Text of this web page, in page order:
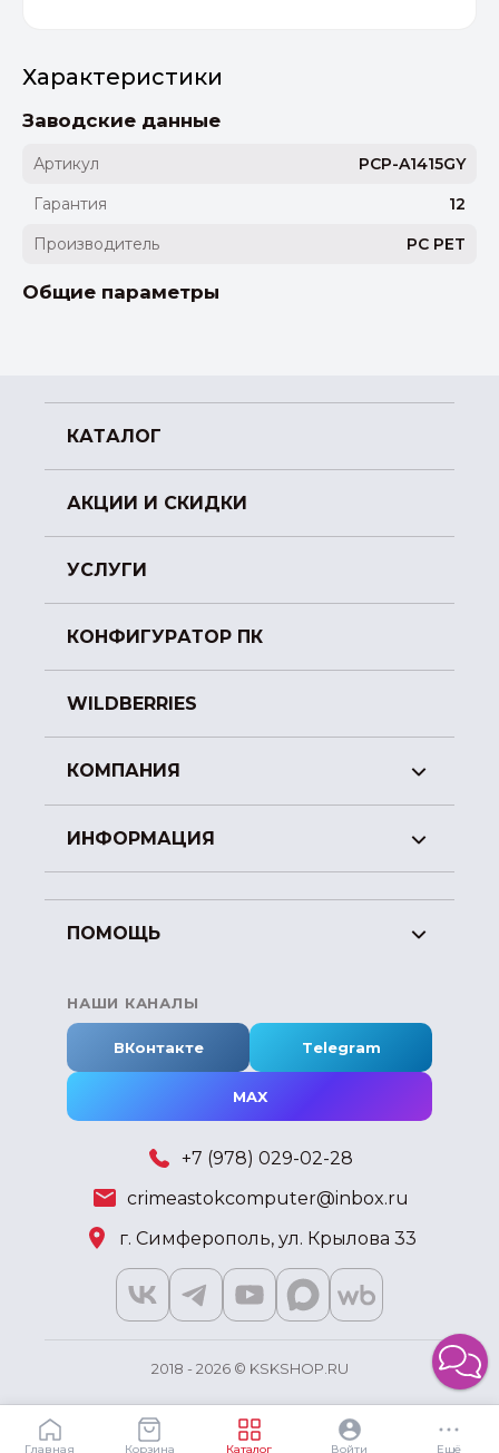
Главная Корзина Каталог Войти Ещё
Характеристики
Заводские данные
Артикул
PCP-A1415GY
Гарантия
12
Производитель
PC PET
Общие параметры
КАТАЛОГ
АКЦИИ И СКИДКИ
УСЛУГИ
КОНФИГУРАТОР ПК
WILDBERRIES
КОМПАНИЯ
ИНФОРМАЦИЯ
ПОМОЩЬ
НАШИ КАНАЛЫ
ВКонтакте Telegram
MAX
+7 (978) 029-02-28
crimeastokcomputer@inbox.ru
г. Симферополь, ул. Крылова 33
2018 - 2026 © KSKSHOP.RU